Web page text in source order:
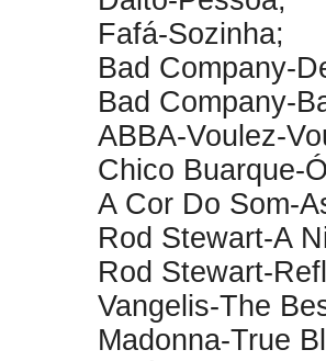
Fafá-Sozinha;
Bad Company-
Bad Company-
ABBA-Voulez-
Chico Buarque-
A Cor Do Som-
Rod Stewart-A
Rod Stewart-
Vangelis-The
Madonna-True